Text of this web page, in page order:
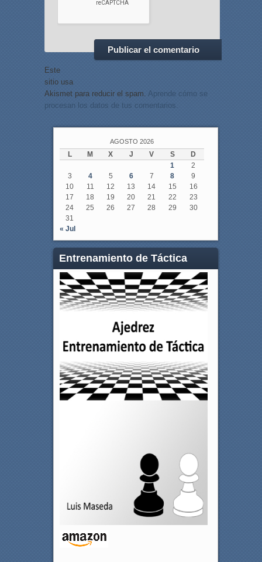
Este
sitio usa
Akismet para reducir el spam. Aprende cómo se
procesan los datos de tus comentarios.
AGOSTO 2026
L M X J V S
D
1
2
3
4 5 6 7 8
9
10
11 12 13 14 15
16
17
18 19 20 21 22
23
24
25 26 27 28 29
30
31
« Jul
Entrenamiento de Táctica